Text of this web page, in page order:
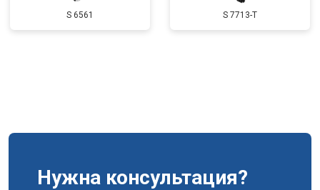
S 6561 S 7713-T
Нужна консультация?